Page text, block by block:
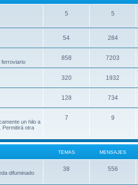
5 5
54 284
ferroviario
858 7203
320 1932
128 734
un hilo a
Permitirá otra
7 9
TEMAS MENSAJES
difuminado
38 556